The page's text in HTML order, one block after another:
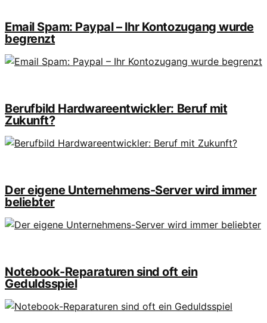
Email Spam: Paypal – Ihr Kontozugang wurde
begrenzt
Berufbild Hardwareentwickler: Beruf mit
Zukunft?
Der eigene Unternehmens-Server wird immer
beliebter
Notebook-Reparaturen sind oft ein
Geduldsspiel